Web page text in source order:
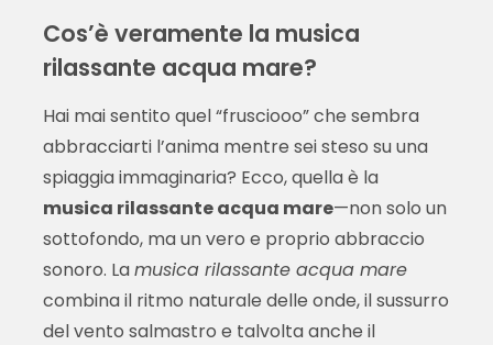
Cos’è veramente la musica
rilassante acqua mare?
Hai mai sentito quel “frusciooo” che sembra
abbracciarti l’anima mentre sei steso su una
spiaggia immaginaria? Ecco, quella è la
musica rilassante acqua mare—non solo un
sottofondo, ma un vero e proprio abbraccio
sonoro. Lamusica rilassante acqua mare
combina il ritmo naturale delle onde, il sussurro
del vento salmastro e talvolta anche il